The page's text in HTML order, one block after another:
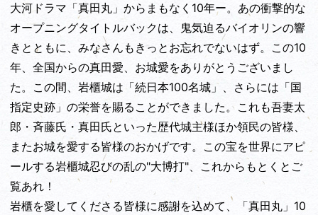
大河ドラマ「真田丸」からまもなく10年ー。あの衝撃的な
オープニングタイトルバックは、鬼気迫るバイオリンの響
きとともに、みなさんもきっとお忘れでないはず。この10
年、全国からの真田愛、お城愛をありがとうございまし
た。この間、岩櫃城は「続日本100名城」、さらには「国
指定史跡」の栄誉を賜ることができました。これも吾妻太
郎・斉藤氏・真田氏といった歴代城主様ほか領民の皆様、
またお城を愛する皆様のおかげです。この宝を世界にアピ
ールする岩櫃城忍びの乱の"大博打"、これからもとくとご
覧あれ！
岩櫃を愛してくださる皆様に感謝を込めて、「真田丸」10